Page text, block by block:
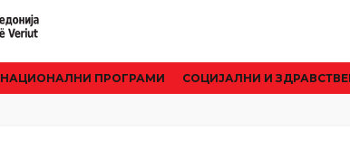
НАЦИОНАЛНИ ПРОГРАМИ CОЦИЈАЛНИ И